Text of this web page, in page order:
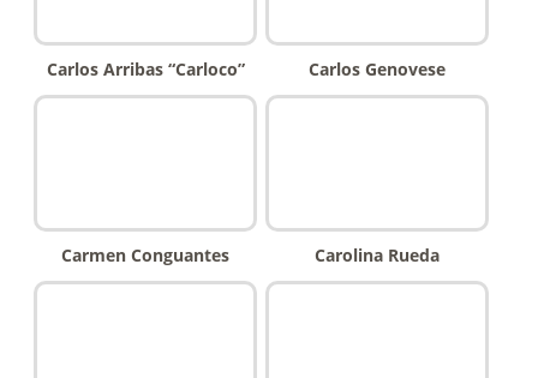
Carlos Arribas “Carloco” Carlos Genovese
Carmen Conguantes Carolina Rueda